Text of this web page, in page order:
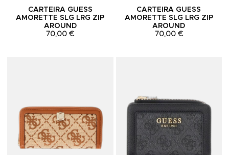
CARTEIRA GUESS
AMORETTE SLG LRG ZIP
AROUND
70,00 €
CARTEIRA GUESS
AMORETTE SLG LRG ZIP
AROUND
70,00 €